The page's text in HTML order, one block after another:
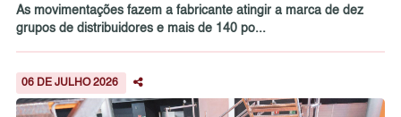
As movimentações fazem a fabricante atingir a marca de dez
grupos de distribuidores e mais de 140 po...
06 DE JULHO 2026